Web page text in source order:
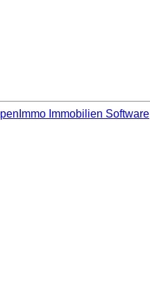
Immobilien Software